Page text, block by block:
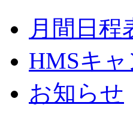
月間日程
HMSキ
お知らせ